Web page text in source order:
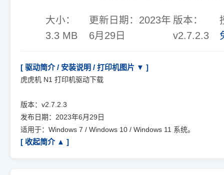
大小：
3.3 MB
更新日期： 2023年
6月29日
版本：
v2.7.2.3
[ 驱动简介 / 安装说明 / 打印机图片 ▼ ]
虎虎机 N1 打印机驱动下载
版本：v2.7.2.3
发布日期：2023年6月29日
适用于：Windows 7 / Windows 10 / Windows 11 系统。
[ 收起简介 ▲ ]